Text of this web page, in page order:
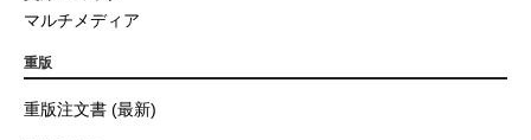
マルチメディア
重版
重版注文書 (最新)